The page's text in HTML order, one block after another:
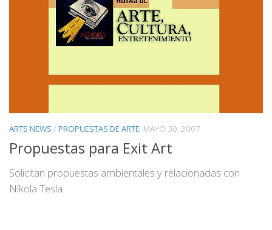
ARTS NEWS /PROPUESTAS DE ARTE MAYO 30, 2007
Propuestas para Exit Art
Solicitan propuestas ambientales y relacionadas con
Nikola Tesla.